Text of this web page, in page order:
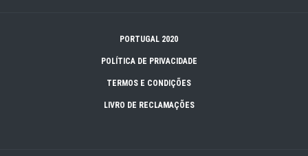
PORTUGAL 2020
POLÍTICA DE PRIVACIDADE
TERMOS E CONDIÇÕES
LIVRO DE RECLAMAÇÕES